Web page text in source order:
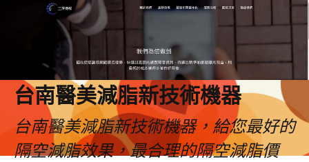
台南醫美減脂新技術機器
台南醫美減脂新技術機器，給您最好的
隔空減脂效果，最合理的隔空減脂價